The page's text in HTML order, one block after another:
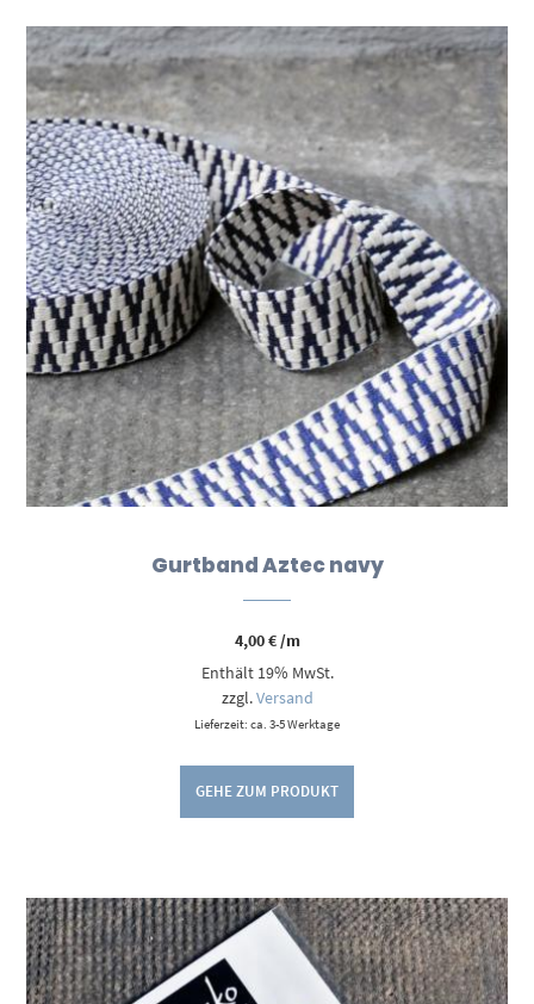
Gurtband Aztec navy
4,00€/m
Enthält 19% MwSt.
zzgl.Versand
Lieferzeit: ca. 3-5 Werktage
GEHE ZUM PRODUKT